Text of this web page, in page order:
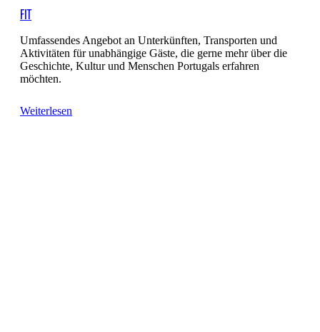
FIT
Umfassendes Angebot an Unterkünften, Transporten und
Aktivitäten für unabhängige Gäste, die gerne mehr über die
Geschichte, Kultur und Menschen Portugals erfahren
möchten.
Weiterlesen